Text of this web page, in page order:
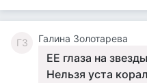
ГЗ Галина Золотарева
ЕЕ глаза на
Нельзя уста